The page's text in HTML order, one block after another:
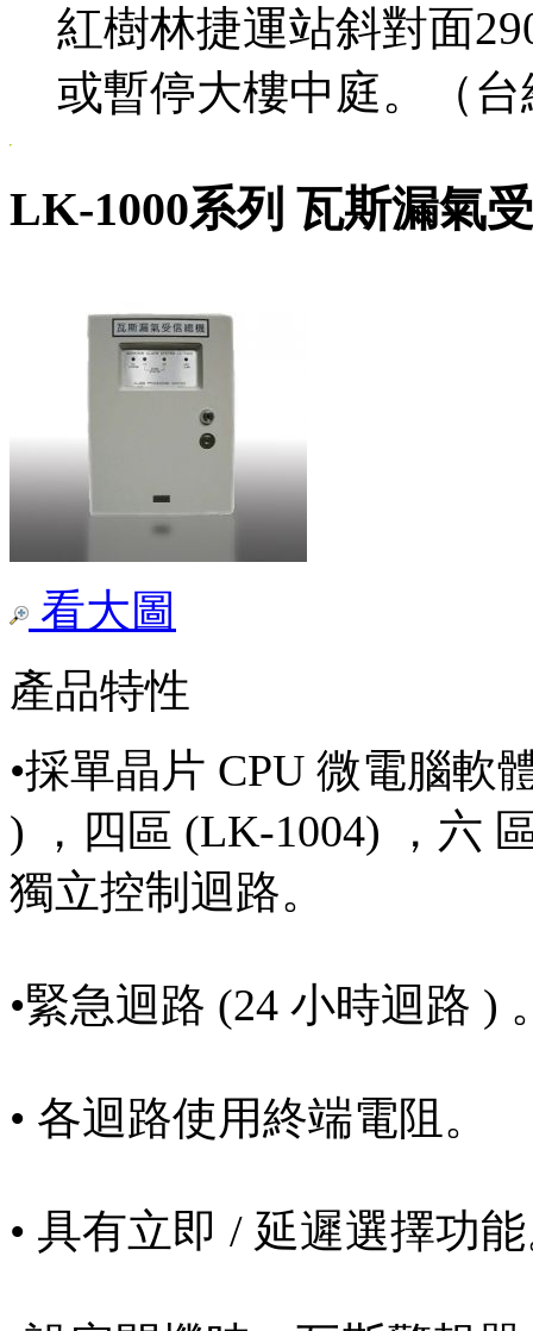
紅樹林捷運站斜對面
或暫停大樓中庭。（
LK-1000系列 瓦斯漏氣
看大圖
產品特性
•採單晶片 CPU 微電腦軟
) ，四區 (LK-1004) ，六
獨立控制迴路。
•緊急迴路 (24 小時迴路 )
• 各迴路使用終端電阻。
• 具有立即 / 延遲選擇功